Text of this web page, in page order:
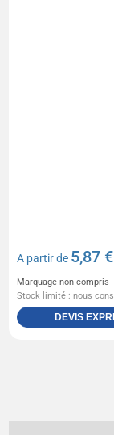
A partir de 5,87 €
Marquage non compris
Stock limité : nous
DEVIS